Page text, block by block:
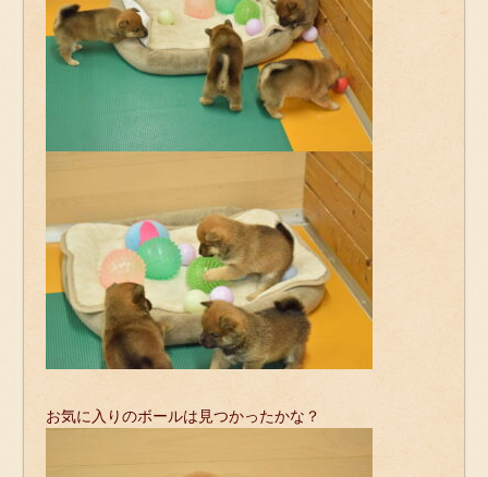
お気に入りのボールは見つかったかな？